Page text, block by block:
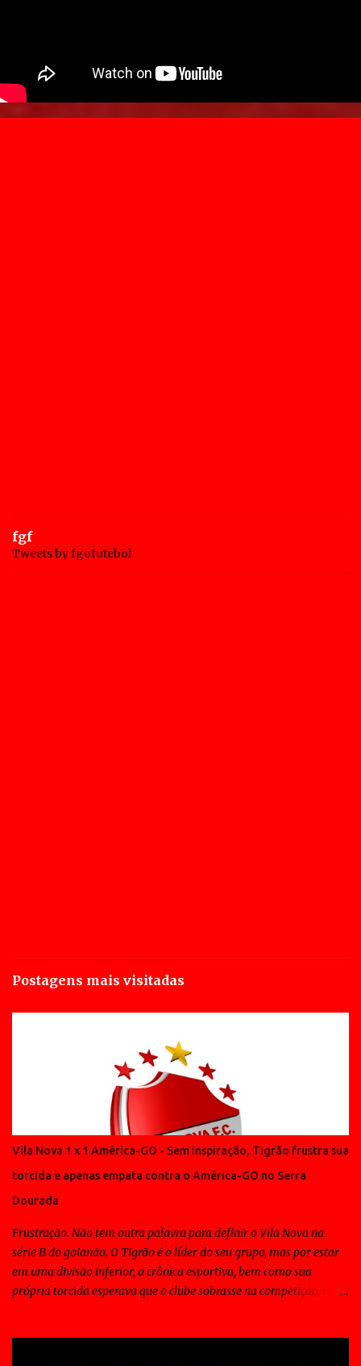
fgf
Tweets by fgofutebol
Postagens mais visitadas
Vila Nova 1 x 1 América-GO - Sem inspiração, Tigrão frustra sua
torcida e apenas empata contra o América-GO no Serra
Dourada
Frustração. Não tem outra palavra para definir o Vila Nova na
série B do goianão. O Tigrão é o líder do seu grupo, mas por estar
em uma divisão inferior, a crônica esportiva, bem como sua
própria torcida esperava que o clube sobrasse na competição, mas